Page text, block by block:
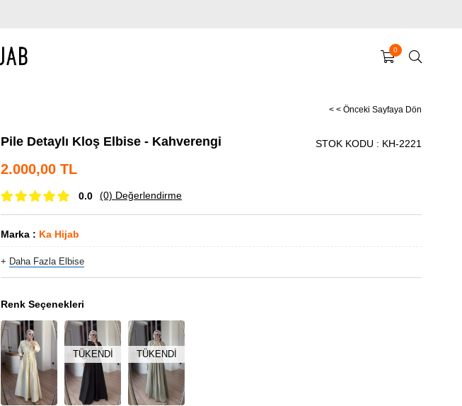
0
< < Önceki Sayfaya Dön
Pile Detaylı Kloş Elbise - Kahverengi STOK KODU KH-2221
2.000,00 TL
0.0 (0) Değerlendirme
Marka : Ka Hijab
+ Daha Fazla Elbise
Renk Seçenekleri
TÜKENDI TÜKENDI